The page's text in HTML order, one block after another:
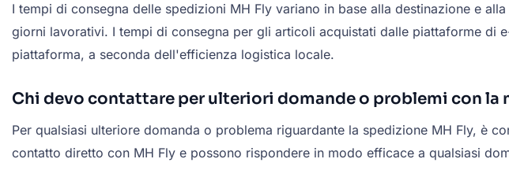
I tempi di consegna delle spedizioni MH Fly variano in base alla destinazione e
giorni lavorativi. I tempi di consegna per gli articoli acquistati dalle piattaforme di
piattaforma, a seconda dell'efficienza logistica locale.
Chi devo contattare per ulteriori domande o problemi con la
Per qualsiasi ulteriore domanda o problema riguardante la spedizione MH Fly, è
contatto diretto con MH Fly e possono rispondere in modo efficace a qualsiasi